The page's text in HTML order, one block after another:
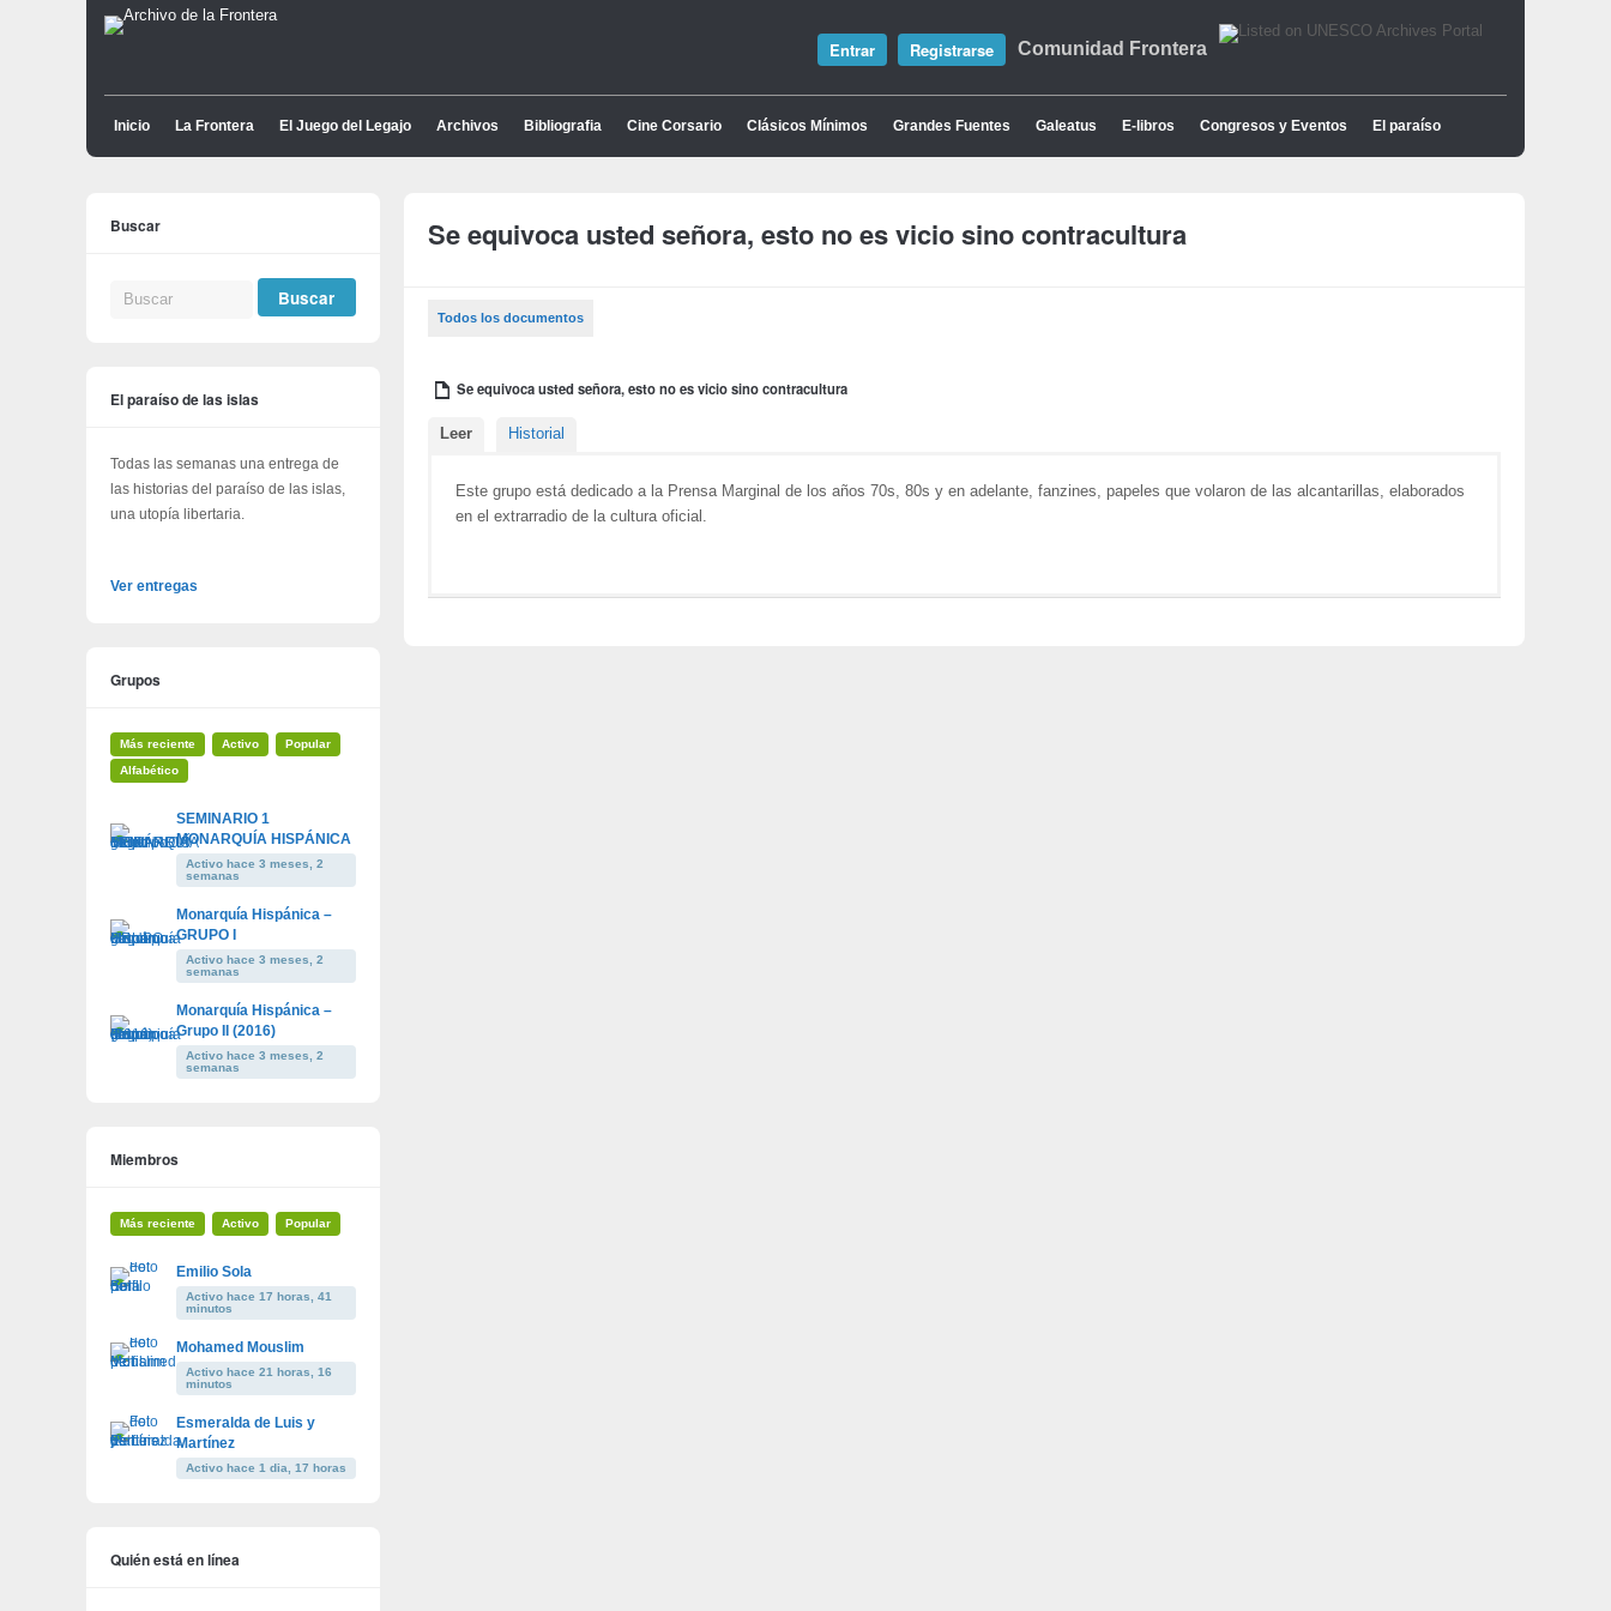
Comunidad Frontera
Entrar Registrarse
Inicio La Frontera El Juego del Legajo Archivos Bibliografia Cine Corsario Clásicos Mínimos Grandes Fuentes Galeatus E-libros Congresos y Eventos El paraíso
Se equivoca usted señora, esto no es vicio sino contracultura
Todos los documentos
Se equivoca usted señora, esto no es vicio sino contracultura
Leer Historial
Este grupo está dedicado a la Prensa Marginal de los años 70s, 80s y en adelante, fanzines, papeles que volaron de las alcantarillas, elaborados
en el extrarradio de la cultura oficial.
Buscar
El paraíso de las islas
Todas las semanas una entrega de
las historias del paraíso de las islas,
una utopía libertaria.
Ver entregas
Grupos
Más reciente Activo
Popular
Alfabético
SEMINARIO 1
MONARQUÍA HISPÁNICA
Activo hace 3 meses, 2
semanas
Monarquía Hispánica –
GRUPO I
Activo hace 3 meses, 2
semanas
Monarquía Hispánica –
Grupo II (2016)
Activo hace 3 meses, 2
semanas
Miembros
Más reciente Activo Popular
Emilio Sola
Activo hace 17 horas, 41
minutos
Mohamed Mouslim
Activo hace 21 horas, 16
minutos
Esmeralda de Luis y
Martínez
Activo hace 1 dia, 17 horas
Quién está en línea